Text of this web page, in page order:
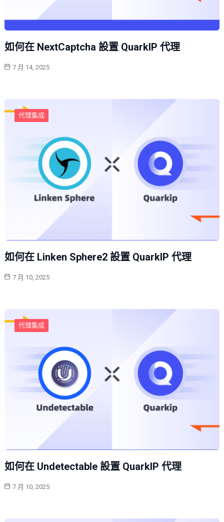
如何在 NextCaptcha 設置 QuarkIP 代理
7 月 14, 2025
代理集成
如何在 Linken Sphere2 設置 QuarkIP 代理
7 月 10, 2025
代理集成
如何在 Undetectable 設置 QuarkIP 代理
7 月 10, 2025